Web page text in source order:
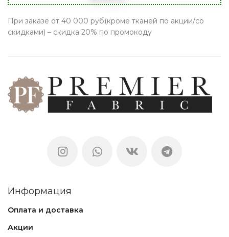
При заказе от 40 000 руб(кроме тканей по акции/со
скидками) – скидка 20% по промокоду
Информация
Оплата и доставка
Акции